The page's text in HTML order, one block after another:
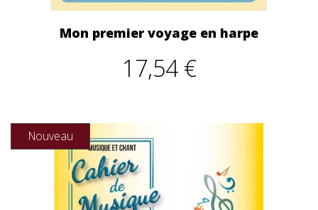
Mon premier voyage en harpe
17,54 €
Nouveau